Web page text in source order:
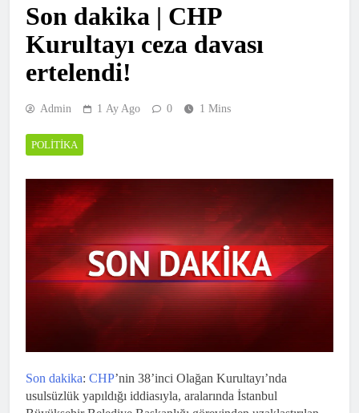
Son dakika | CHP
Kurultayı ceza davası
ertelendi!
Admin 1 Ay Ago 0 1 Mins
POLITIKA
Son dakika: CHP’nin 38’inci Olağan Kurultayı’nda
usulsüzlük yapıldığı iddiasıyla, aralarında İstanbul